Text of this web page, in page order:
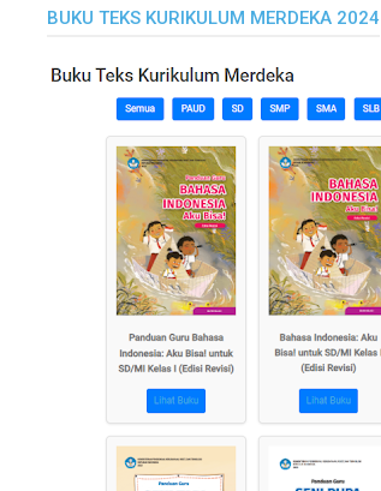
BUKU TEKS KURIKULUM MERDEKA 2024